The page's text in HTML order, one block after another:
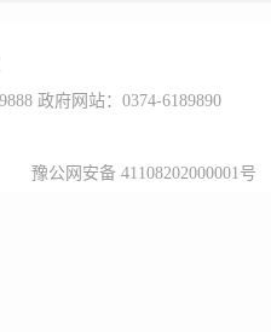
政府网站：0374-6189890
豫公网安备 41108202000001号